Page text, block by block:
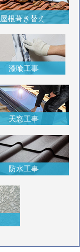
屋根葺き替え
漆喰工事
天窓工事
防水工事